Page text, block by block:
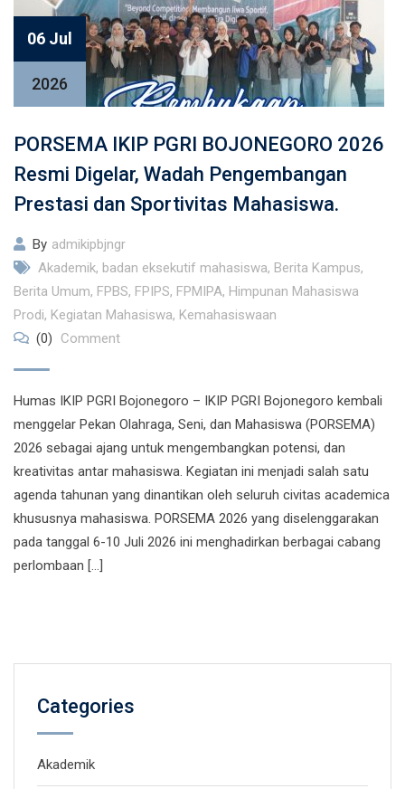
06 Jul
2026
PORSEMA IKIP PGRI BOJONEGORO 2026
Resmi Digelar, Wadah Pengembangan
Prestasi dan Sportivitas Mahasiswa.
By admikipbjngr
Akademik, badan eksekutif mahasiswa, Berita Kampus,
Berita Umum, FPBS, FPIPS, FPMIPA, Himpunan Mahasiswa
Prodi, Kegiatan Mahasiswa, Kemahasiswaan
(0)
Comment
Humas IKIP PGRI Bojonegoro – IKIP PGRI Bojonegoro kembali
menggelar Pekan Olahraga, Seni, dan Mahasiswa (PORSEMA)
2026 sebagai ajang untuk mengembangkan potensi, dan
kreativitas antar mahasiswa. Kegiatan ini menjadi salah satu
agenda tahunan yang dinantikan oleh seluruh civitas academica
khususnya mahasiswa. PORSEMA 2026 yang diselenggarakan
pada tanggal 6-10 Juli 2026 ini menghadirkan berbagai cabang
perlombaan […]
Categories
Akademik